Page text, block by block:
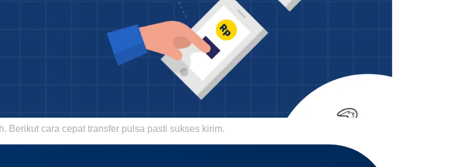
Berikut cara cepat transfer pulsa pasti sukses kirim.